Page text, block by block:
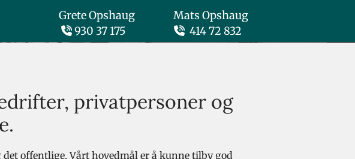
Grete Opshaug Mats Opshaug
 930 37 175  414 72 832
privatpersoner og
offentlige. Vårt hovedmål er å kunne tilby god